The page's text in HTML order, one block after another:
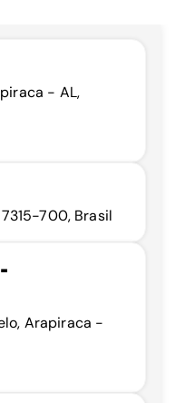
- AL,
700, Brasil
Arapiraca -